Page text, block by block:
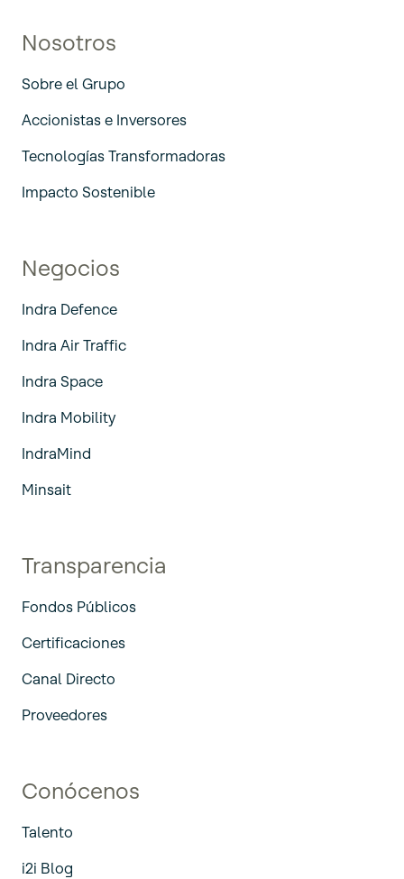
Nosotros
Sobre el Grupo
Accionistas e Inversores
Tecnologías Transformadoras
Impacto Sostenible
Negocios
Indra Defence
Indra Air Traffic
Indra Space
Indra Mobility
IndraMind
Minsait
Transparencia
Fondos Públicos
Certificaciones
Canal Directo
Proveedores
Conócenos
Talento
i2i Blog